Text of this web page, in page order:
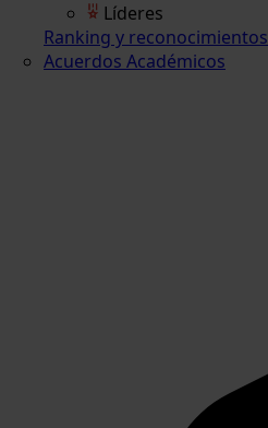
Líderes
Ranking y reconocimientos
Acuerdos Académicos